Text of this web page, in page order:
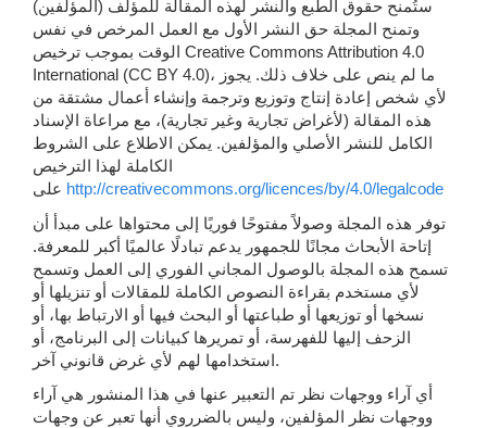
ستُمنح حقوق الطبع والنشر لهذه المقالة للمؤلف (المؤلفين)
وتمنح المجلة حق النشر الأول مع العمل المرخص في نفس
الوقت بموجب ترخيص Creative Commons Attribution 4.0
International (CC BY 4.0)، ما لم ينص على خلاف ذلك. يجوز
لأي شخص إعادة إنتاج وتوزيع وترجمة وإنشاء أعمال مشتقة من
هذه المقالة (لأغراض تجارية وغير تجارية)، مع مراعاة الإسناد
الكامل للنشر الأصلي والمؤلفين. يمكن الاطلاع على الشروط
الكاملة لهذا الترخيص
http://creativecommons.org/licences/by/4.0/legalcode
توفر هذه المجلة وصولاً مفتوحًا فوريًا إلى محتواها على مبدأ أن
إتاحة الأبحاث مجانًا للجمهور يدعم تبادلًا عالميًا أكبر للمعرفة.
تسمح هذه المجلة بالوصول المجاني الفوري إلى العمل وتسمح
لأي مستخدم بقراءة النصوص الكاملة للمقالات أو تنزيلها أو
نسخها أو توزيعها أو طباعتها أو البحث فيها أو الارتباط بها، أو
الزحف إليها للفهرسة، أو تمريرها كبيانات إلى البرنامج، أو
استخدامها لهم لأي غرض قانوني آخر.
أي آراء ووجهات نظر تم التعبير عنها في هذا المنشور هي آراء
ووجهات نظر المؤلفين، وليس بالضرروي أنها تعبر عن وجهات